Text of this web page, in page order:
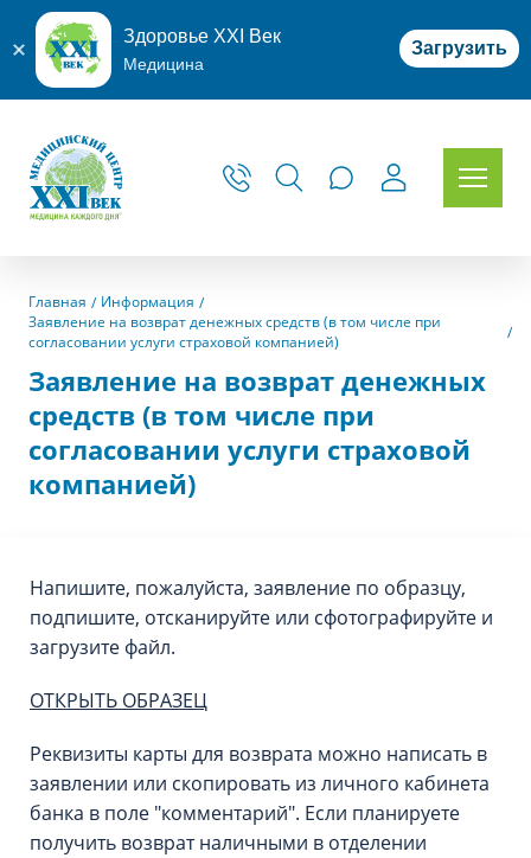
Здоровье XXI Век
Медицина
Загрузить
Главная
Информация
Заявление на возврат денежных средств (в том числе при
согласовании услуги страховой компанией)
Заявление на возврат денежных
средств (в том числе при
согласовании услуги страховой
компанией)
Напишите, пожалуйста, заявление по образцу,
подпишите, отсканируйте или сфотографируйте и
загрузите файл.
ОТКРЫТЬ ОБРАЗЕЦ
Реквизиты карты для возврата можно написать в
заявлении или скопировать из личного кабинета
банка в поле "комментарий". Если планируете
получить возврат наличными в отделении